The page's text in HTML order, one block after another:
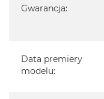
Posiada
polskim oraz
urządzenia.
Gwarancja:
Data premiery
modelu: